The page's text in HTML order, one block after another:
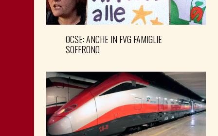
OCSE: ANCHE IN FVG FAMIGLIE
SOFFRONO